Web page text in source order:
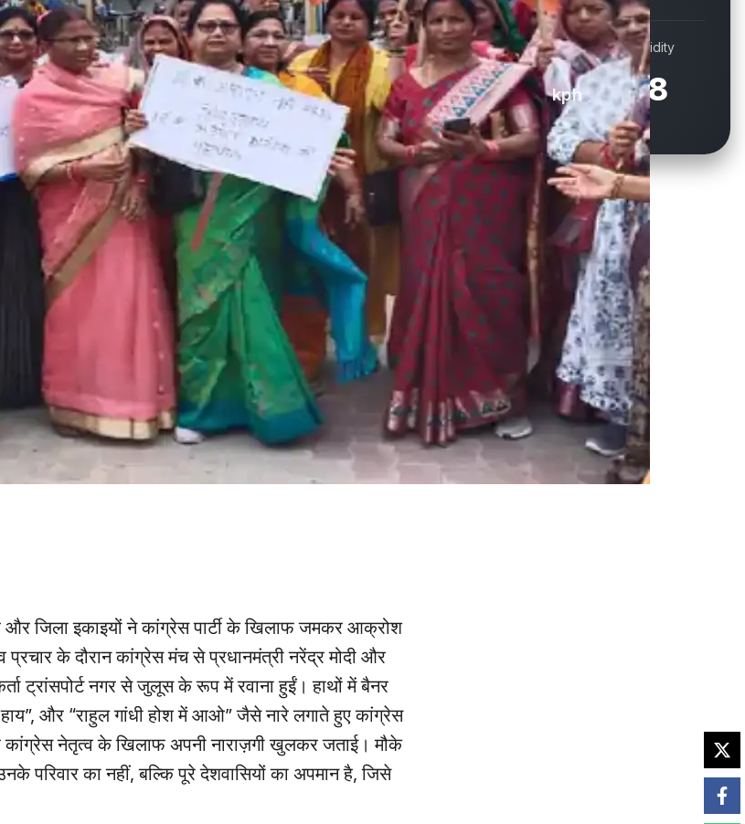
और जिला इकाइयों ने कांग्रेस पार्टी के खिलाफ जमकर आक्रोश
प्रचार के दौरान कांग्रेस मंच से प्रधानमंत्री नरेंद्र मोदी और
ट्रांसपोर्ट नगर से जुलूस के रूप में रवाना हुईं। हाथों में बैनर
हाय”, और “राहुल गांधी होश में आओ” जैसे नारे लगाते हुए कांग्रेस
कांग्रेस नेतृत्व के खिलाफ अपनी नाराज़गी खुलकर जताई। मौके
परिवार का नहीं, बल्कि पूरे देशवासियों का अपमान है, जिसे
Wind
13.7kph
Humidity
78